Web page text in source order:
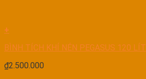
+
BÌNH TÍCH KHÍ NÉN PEGASUS 120 LÍT
₫2.500.000